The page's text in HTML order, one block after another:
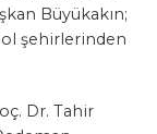
Büyükakın;
şehirlerinden
Dr. Tahir